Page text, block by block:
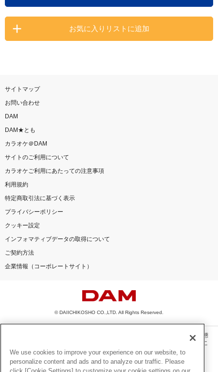
お気に入りリストに追加
サイトマップ
お問い合わせ
DAM
DAM★とも
カラオケ＠DAM
サイトのご利用について
カラオケご利用にあたっての注意事項
利用規約
特定商取引法に基づく表示
プライバシーポリシー
クッキー設定
インフォマティブデータの取得について
ご契約方法
企業情報（コーポレートサイト）
© DAIICHIKOSHO CO.,LTD. All Rights Reserved.
このサイトに掲載されている一切の文章・画像・写真・動画・音声等を、手段や形態
を問わず、著作権法の定める範囲を超えて無断で複製、転載、ファイル化などするこ
とを禁じます。
楽曲及びコンテンツは、機種によりご利用いただけない場合があります。
We use cookies to improve your experience on our website, to
personalize content and ads and to analyze our traffic. Please